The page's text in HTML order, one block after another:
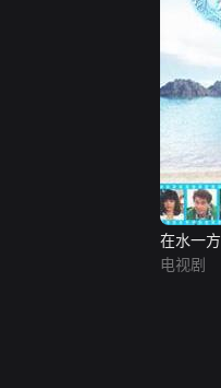
在水一方
电视剧